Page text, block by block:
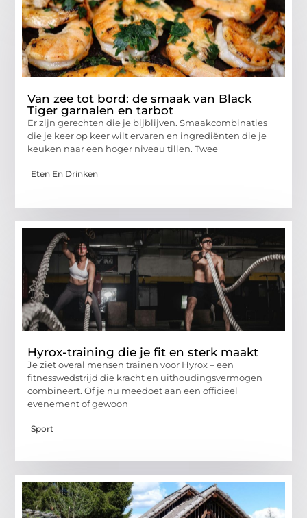
Van zee tot bord: de smaak van Black
Tiger garnalen en tarbot
Er zijn gerechten die je bijblijven. Smaakcombinaties
die je keer op keer wilt ervaren en ingrediënten die je
keuken naar een hoger niveau tillen. Twee
Eten En Drinken
Hyrox-training die je fit en sterk maakt
Je ziet overal mensen trainen voor Hyrox – een
fitnesswedstrijd die kracht en uithoudingsvermogen
combineert. Of je nu meedoet aan een officieel
evenement of gewoon
Sport